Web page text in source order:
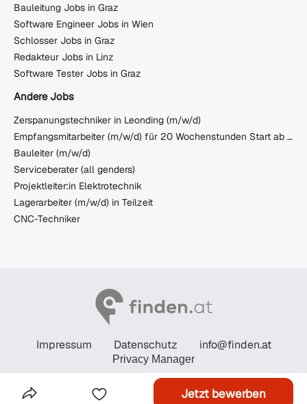
Bauleitung Jobs in Graz
Software Engineer Jobs in Wien
Schlosser Jobs in Graz
Redakteur Jobs in Linz
Software Tester Jobs in Graz
Andere Jobs
Zerspanungstechniker in Leonding (m/w/d)
Empfangsmitarbeiter (m/w/d) für 20 Wochenstunden Start ab August 2026
Bauleiter (m/w/d)
Serviceberater (all genders)
Projektleiter:in Elektrotechnik
Lagerarbeiter (m/w/d) in Teilzeit
CNC-Techniker
Das Inserat Teilen Jetzt bewerben
Impressum Datenschutz info@finden.at
Privacy Manager
© STANDARD Verlagsgesellschaft m.b.H. 2026